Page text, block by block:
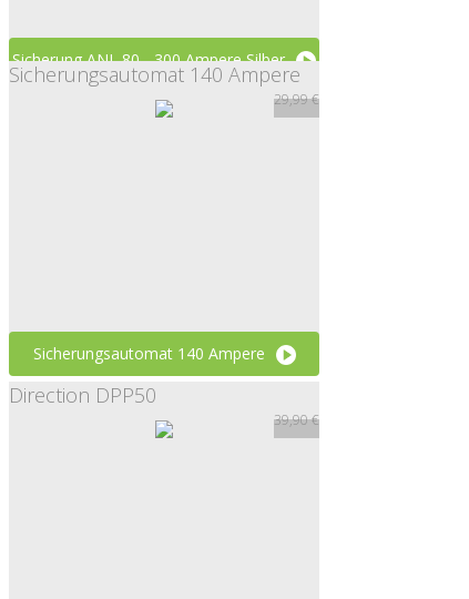
Sicherung ANL 80 - 300 Ampere Silber
5,99 €
Sicherungsautomat 140 Ampere
29,99 €
Sicherungsautomat 140 Ampere
29,99 €
Direction DPP50
39,90 €